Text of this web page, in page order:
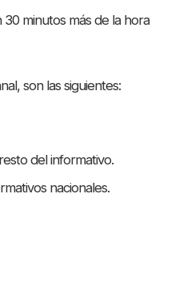
minutos más de la hora
son las siguientes:
del informativo.
nacionales.